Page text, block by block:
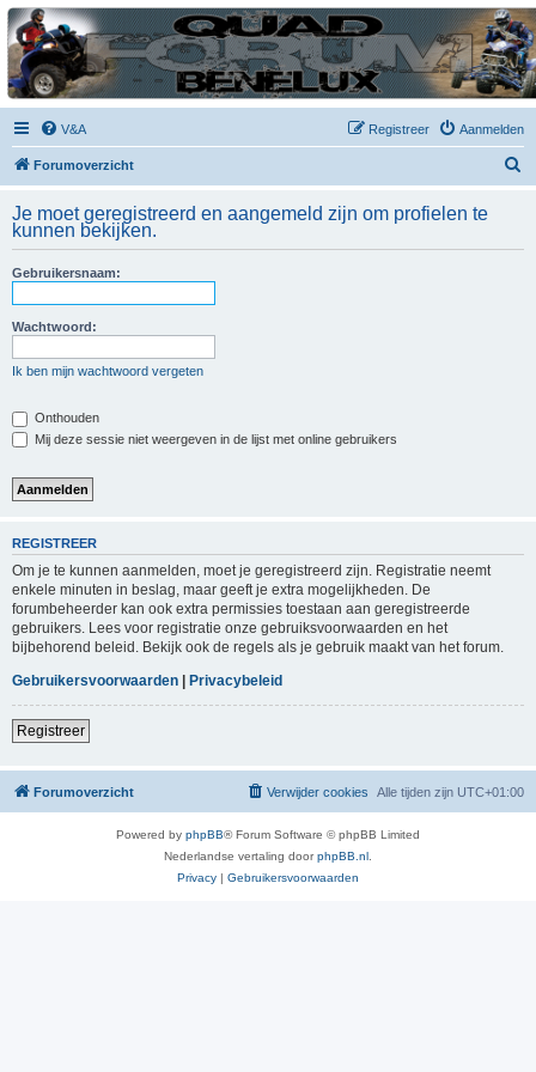
| QFB |
Hét quadforum van de Benelux
V&A Aanmelden
Registreer
Forumoverzicht
k
Je moet geregistreerd en aangemeld zijn om profielen te
kunnen bekijken.
Gebruikersnaam:
Wachtwoord:
Ik ben mijn wachtwoord vergeten
Onthouden
Mij deze sessie niet weergeven in de lijst met online gebruikers
REGISTREER
Om je te kunnen aanmelden, moet je geregistreerd zijn. Registratie neemt
enkele minuten in beslag, maar geeft je extra mogelijkheden. De
forumbeheerder kan ook extra permissies toestaan aan geregistreerde
gebruikers. Lees voor registratie onze gebruiksvoorwaarden en het
bijbehorend beleid. Bekijk ook de regels als je gebruik maakt van het forum.
Gebruikersvoorwaarden | Privacybeleid
Registreer
Forumoverzicht Alle tijden zijn UTC+01:00
Verwijder cookies
Powered by phpBB® Forum Software © phpBB Limited
Nederlandse vertaling doorphpBB.nl
Privacy | Gebruikersvoorwaarden